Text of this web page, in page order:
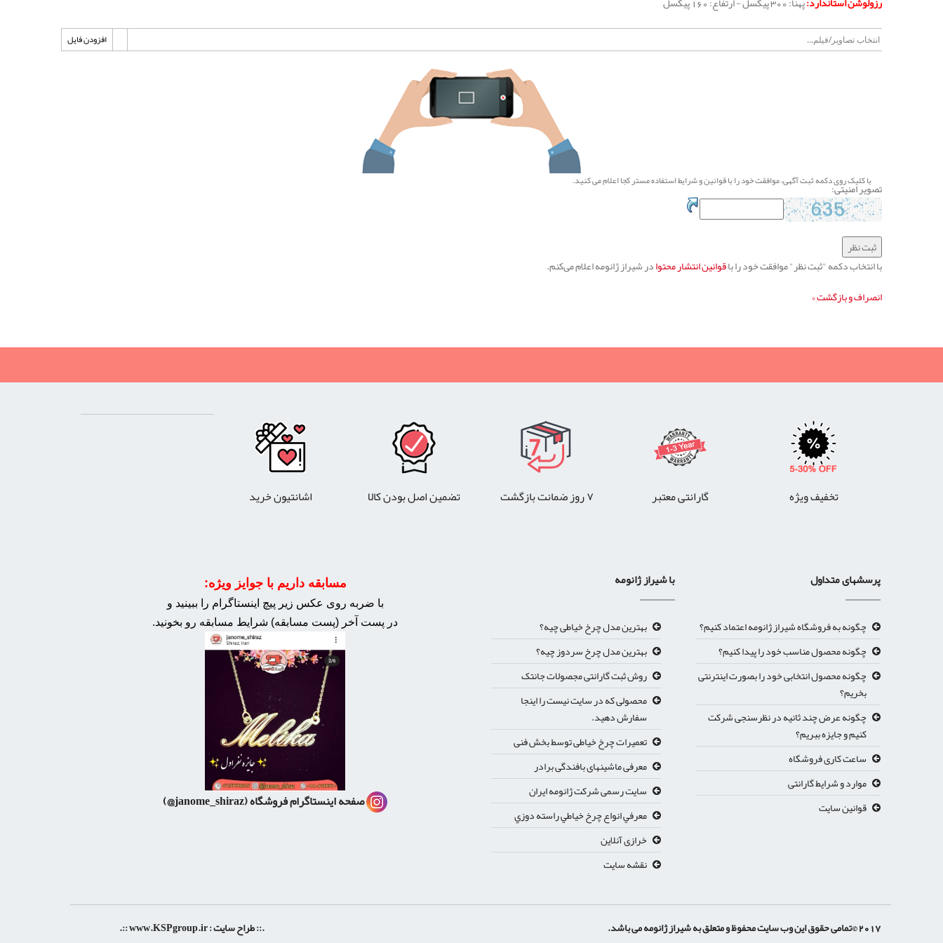
افزودن فایل
با کلیک روی دکمه ثبت آگهی، موافقت خود را باقوانین و شرایط استفادهمستر کجا اعلام می کنید. تصویر امنیتی:
با انتخاب دکمه "ثبت نظر" موافقت خود را باقوانین انتشار محتوادر شیراز ژانومه اعلام می‌کنم.
انصراف و بازگشت »
تخفیف ویژه گارانتی معتبر ۷ روز ضمانت بازگشت تضمین اصل بودن کالا اشانتیون خرید
پرسشهای متداول
چگونه به فروشگاه شیراز ژانومه اعتماد کنیم؟
چگونه محصول مناسب خود را پیدا کنیم؟
چگونه محصول انتخابی خود را بصورت اینترنتی
بخریم؟
چگونه عرض چند ثانیه در نظرسنجی شرکت
کنیم و جایزه ببریم؟
ساعت کاری فروشگاه
موارد و شرایط گارانتی
قوانین سایت
با شیراز ژانومه
بهترین مدل چرخ خیاطی چیه؟
بهترین مدل چرخ سردوز چیه؟
روش ثبت گارانتی مجصولات جانتک
محصولی که در سایت نیست را اینجا
سفارش دهید.
تعمیرات چرخ خیاطی توسط بخش فنی
معرفی ماشینهای بافندگی برادر
سایت رسمی شرکت ژانومه ایران
معرفي انواع چرخ خياطي راسته دوزي
خرازی آنلاین
نقشه سایت
مسابقه داریم با جوایز ویژه:
با ضربه روی عکس زیر پیچ اینستاگرام را ببینید و
در پست آخر (پست مسابقه) شرایط مسابقه رو بخونید.
صفحه اینستاگرام فروشگاه(janome_shiraz@)
2017 ©تمامی حقوق این وب سایت محفوظ و متعلق به شیراز ژانومه می باشد. .:: طراح سایت :www.KSPgroup.ir
::.